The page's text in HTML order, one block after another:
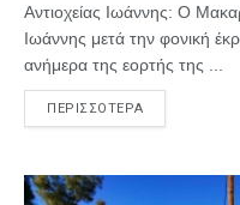
Αντιοχείας Ιωάννης: Ο
Ιωάννης μετά την φονική
ανήμερα της εορτής της ...
ΠΕΡΙΣΣΟΤΕΡΑ